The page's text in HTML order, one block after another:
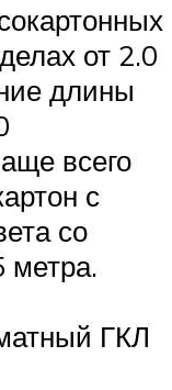
от 2.0
длины
всего
с
со
метра.
ГКЛ